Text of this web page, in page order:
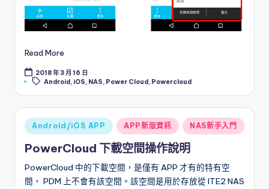
Read More
2018 年 3 月 16 日
Tags:
Android, iOS, NAS, Power Cloud, Powercloud
Posted
in
Android/iOS APP APP新版資訊 NAS新手入門
PowerCloud 下載空間操作說明
PowerCloud 中的下載空間，是僅有 APP 才有的特有空
間， PDM 上不會有該空間。該空間是用於存放從 ITE2 NAS